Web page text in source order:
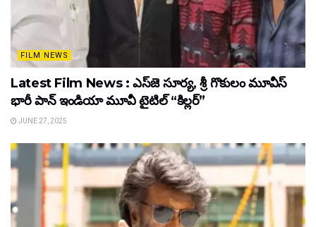
FILM NEWS
Latest Film News : ఎస్‌జె సూర్య, శ్రీ గొకులం మూవీస్‌
భారీ పాన్‌ ఇండియా మూవీ టైటిల్ “కిల్లర్”
JUNE 27, 2025